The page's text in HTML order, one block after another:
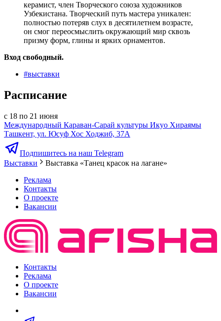
керамист, член Творческого союза художников
Узбекистана. Творческий путь мастера уникален:
полностью потеряв слух в десятилетнем возрасте,
он смог переосмыслить окружающий мир сквозь
призму форм, глины и ярких орнаментов.
Вход свободный.
#выставки
Расписание
с 18 по 21 июня
Международный Караван-Сарай культуры Икуо Хираямы
Ташкент, ул. Юсуф Хос Ходжиб, 37А
Подпишитесь на наш Telegram
Выставки
Выставка «Танец красок на лагане»
Реклама
Контакты
О проекте
Вакансии
Контакты
Реклама
О проекте
Вакансии